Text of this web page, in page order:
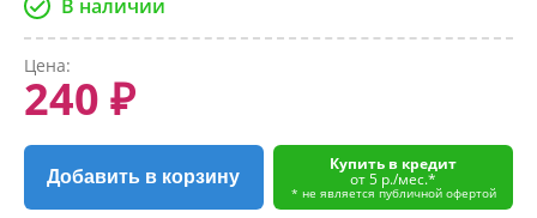
В наличии
Цена:
240 ₽
Добавить в корзину
Купить в кредит
от 5 р./мес.*
* не является публичной офертой